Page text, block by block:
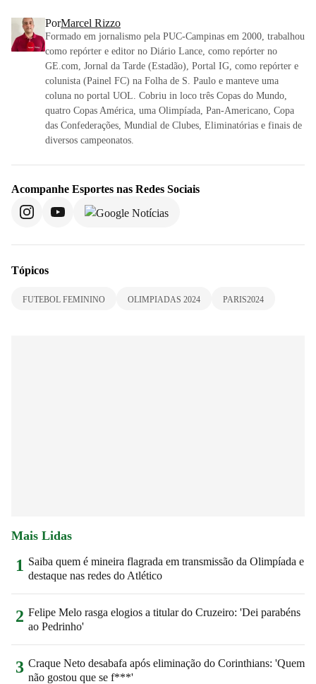
PorMarcel Rizzo
Formado em jornalismo pela PUC-Campinas em 2000, trabalhou
como repórter e editor no Diário Lance, como repórter no
GE.com, Jornal da Tarde (Estadão), Portal IG, como repórter e
colunista (Painel FC) na Folha de S. Paulo e manteve uma
coluna no portal UOL. Cobriu in loco três Copas do Mundo,
quatro Copas América, uma Olimpíada, Pan-Americano, Copa
das Confederações, Mundial de Clubes, Eliminatórias e finais de
diversos campeonatos.
Acompanhe Esportes nas Redes Sociais
Tópicos
FUTEBOL FEMININO OLIMPIADAS 2024 PARIS2024
Mais Lidas
1 Saiba quem é mineira flagrada em transmissão da Olimpíada e
destaque nas redes do Atlético
2 Felipe Melo rasga elogios a titular do Cruzeiro: 'Dei parabéns
ao Pedrinho'
3 Craque Neto desabafa após eliminação do Corinthians: 'Quem
não gostou que se f***'